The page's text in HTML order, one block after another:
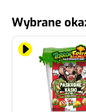
Wybrane